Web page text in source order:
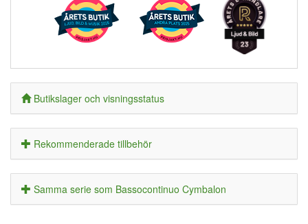
Butikslager och visningsstatus
Rekommenderade tillbehör
Samma serie som Bassocontinuo Cymbalon